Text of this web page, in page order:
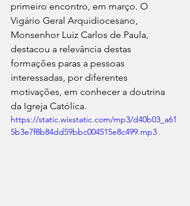
primeiro encontro, em março. O
Vigário Geral Arquidiocesano,
Monsenhor Luiz Carlos de Paula,
destacou a relevância destas
formações paras a pessoas
interessadas, por diferentes
motivações, em conhecer a doutrina
da Igreja Católica.
https://static.wixstatic.com/mp3/d40b03_a61
5b3e7f8b84dd59bbc004515e8c499.mp3